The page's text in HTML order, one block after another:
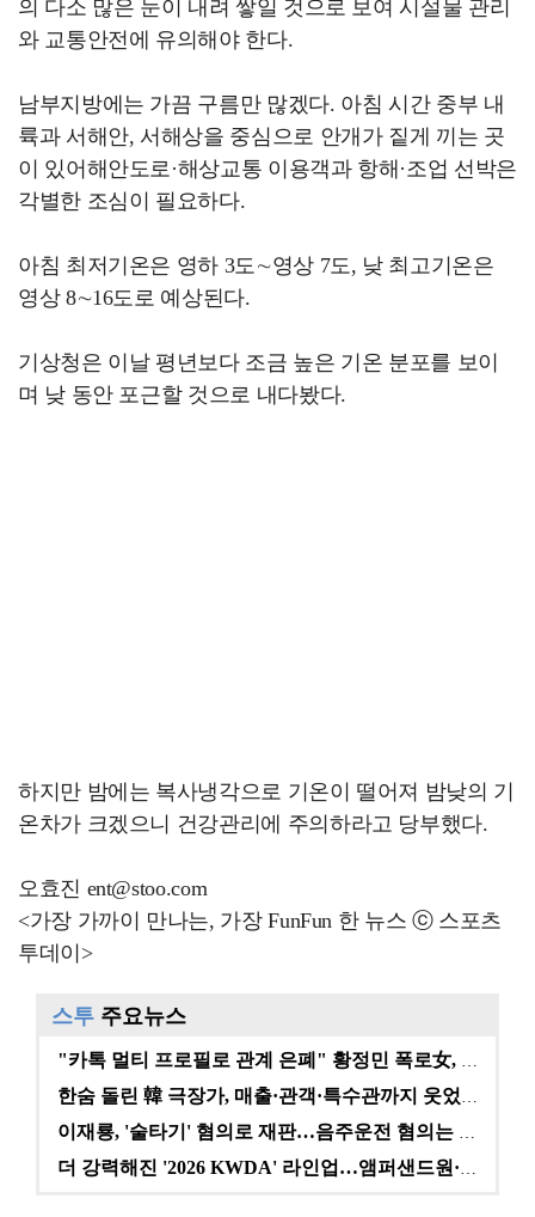
의 다소 많은 눈이 내려 쌓일 것으로 보여 시설물 관리
와 교통안전에 유의해야 한다.
남부지방에는 가끔 구름만 많겠다. 아침 시간 중부 내
륙과 서해안, 서해상을 중심으로 안개가 짙게 끼는 곳
이 있어해안도로·해상교통 이용객과 항해·조업 선박은
각별한 조심이 필요하다.
아침 최저기온은 영하 3도∼영상 7도, 낮 최고기온은
영상 8∼16도로 예상된다.
기상청은 이날 평년보다 조금 높은 기온 분포를 보이
며 낮 동안 포근할 것으로 내다봤다.
하지만 밤에는 복사냉각으로 기온이 떨어져 밤낮의 기
온차가 크겠으니 건강관리에 주의하라고 당부했다.
오효진 ent@stoo.com
<가장 가까이 만나는, 가장 FunFun 한 뉴스 ⓒ 스포츠
투데이>
스투 주요뉴스
"카톡 멀티 프로필로 관계 은폐" 황정민 폭로女, 문자…
한숨 돌린 韓 극장가, 매출·관객·특수관까지 웃었다 […
이재룡, '술타기' 혐의로 재판…음주운전 혐의는 미적용…
더 강력해진 '2026 KWDA' 라인업…앰퍼샌드원·나…